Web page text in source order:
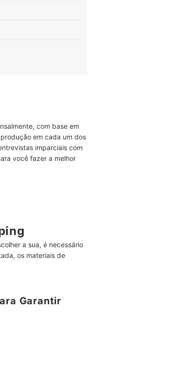
com base em
em cada um dos
imparciais com
você fazer a melhor
a sua, é necessário
os materiais de
Garantir